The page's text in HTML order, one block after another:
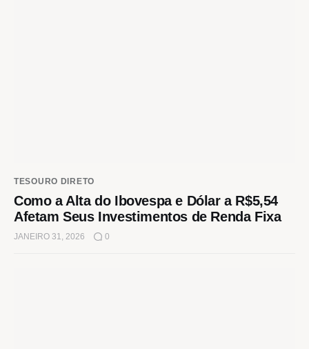
TESOURO DIRETO
Como a Alta do Ibovespa e Dólar a R$5,54
Afetam Seus Investimentos de Renda Fixa
JANEIRO 31, 2026 0